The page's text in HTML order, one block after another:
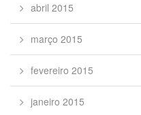
abril 2015
março 2015
fevereiro 2015
janeiro 2015